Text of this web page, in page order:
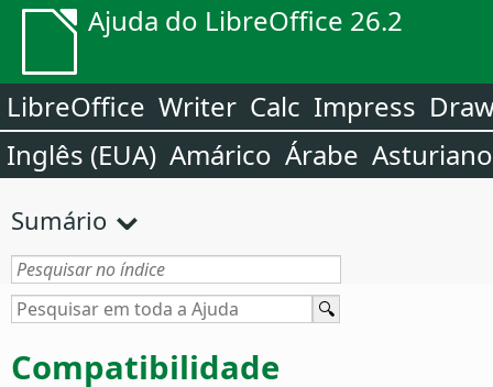
Ajuda do LibreOffice 26.2
LibreOffice Writer Calc Impress
Inglês (EUA) Amárico Árabe Asturiano
Sumário
Compatibilidade